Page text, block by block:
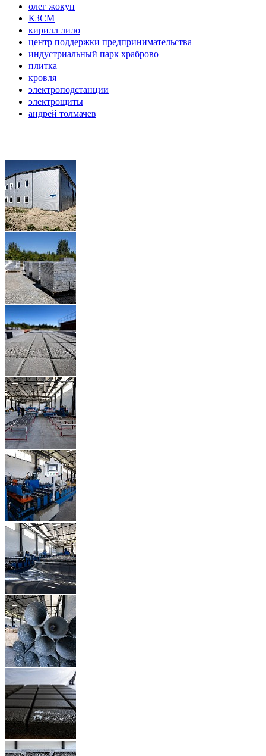
олег жокун
КЗСМ
кирилл лило
центр поддержки предпринимательства
индустриальный парк храброво
плитка
кровля
электроподстанции
электрощиты
андрей толмачев